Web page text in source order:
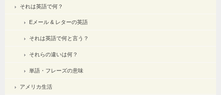
それは英語で何？
Eメール & レターの英語
それは英語で何と言う？
それらの違いは何？
単語・フレーズの意味
アメリカ生活